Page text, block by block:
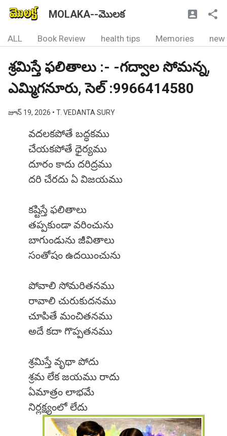
MOLAKA--మొలక
ALL Book Review health tips Memories new
శ్రమిస్తే ఫలితాలు :- -గద్వాల సోమన్న,
ఎమ్మిగనూరు, సెల్ :9966414580
జూన్ 19, 2026 • T. VEDANTA SURY
వదలకపోతే బద్ధకము
చేయకపోతే ధైర్యము
దూరం కాదు దరిద్రము
దరి చేరదు ఏ విజయము
కష్టిస్తే ఫలితాలు
తప్పకుండా వరించును
బాగుండును జీవితాలు
సంతోషం ఉదయించును
పోవాలి సోమరితనము
రావాలి చురుకుదనము
చూపితే మంచితనము
అదే కదా గొప్పతనము
శ్రమిస్తే వృథా పోదు
శ్రమ లేక జయము రాదు
ఏమాత్రం లాభమే
నిర్లక్ష్యంలో లేదు